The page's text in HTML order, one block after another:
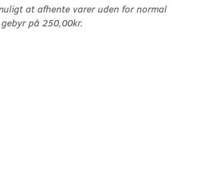
at afhente varer uden for normal
på 250,00kr.